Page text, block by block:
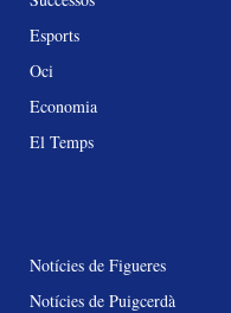
Esports
Oci
Economia
El Temps
Notícies de Figueres
Notícies de Puigcerdà